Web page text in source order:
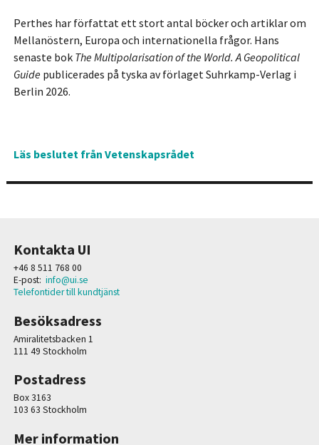
Perthes har författat ett stort antal böcker och artiklar om
Mellanöstern, Europa och internationella frågor. Hans
senaste bok The Multipolarisation of the World. A Geopolitical
Guidepublicerades på tyska av förlaget Suhrkamp-Verlag i
Berlin 2026.
Läs beslutet från Vetenskapsrådet
Kontakta UI
+46 8 511 768 00
E-post: info@ui.se
Telefontider till kundtjänst
Besöksadress
Amiralitetsbacken 1
111 49 Stockholm
Postadress
Box 3163
103 63 Stockholm
Mer information